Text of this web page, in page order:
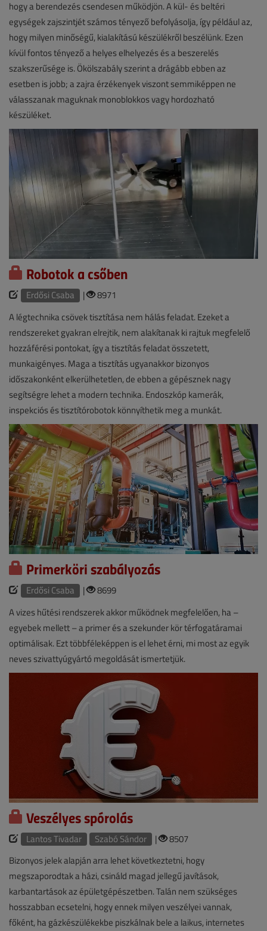
hogy a berendezés csendesen működjön. A kül- és beltéri
egységek zajszintjét számos tényező befolyásolja, így például az,
hogy milyen minőségű, kialakítású készülékről beszélünk. Ezen
kívül fontos tényező a helyes elhelyezés és a beszerelés
szakszerűsége is. Ökölszabály szerint a drágább ebben az
esetben is jobb; a zajra érzékenyek viszont semmiképpen ne
válasszanak maguknak monoblokkos vagy hordozható
készüléket.
Robotok a csőben
Erdősi Csaba |
8971
A légtechnika csövek tisztítása nem hálás feladat. Ezeket a
rendszereket gyakran elrejtik, nem alakítanak ki rajtuk megfelelő
hozzáférési pontokat, így a tisztítás feladat összetett,
munkaigényes. Maga a tisztítás ugyanakkor bizonyos
időszakonként elkerülhetetlen, de ebben a gépésznek nagy
segítségre lehet a modern technika. Endoszkóp kamerák,
inspekciós és tisztítórobotok könnyíthetik meg a munkát.
Primerköri szabályozás
Erdősi Csaba |
8699
A vizes hűtési rendszerek akkor működnek megfelelően, ha –
egyebek mellett – a primer és a szekunder kör térfogatáramai
optimálisak. Ezt többféleképpen is el lehet érni, mi most az egyik
neves szivattyúgyártó megoldását ismertetjük.
Veszélyes spórolás
Lantos Tivadar Szabó Sándor |
8507
Bizonyos jelek alapján arra lehet következtetni, hogy
megszaporodtak a házi, csináld magad jellegű javítások,
karbantartások az épületgépészetben. Talán nem szükséges
hosszabban ecsetelni, hogy ennek milyen veszélyei vannak,
főként, ha gázkészülékekbe piszkálnak bele a laikus, internetes